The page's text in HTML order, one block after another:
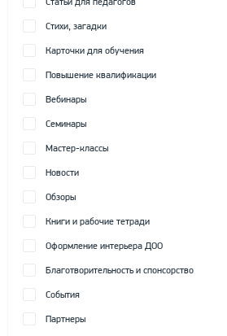
Статьи для педагогов
Стихи, загадки
Карточки для обучения
Повышение квалификации
Вебинары
Семинары
Мастер-классы
Новости
Обзоры
Книги и рабочие тетради
Оформление интерьера ДОО
Благотворительность и спонсорство
События
Партнеры